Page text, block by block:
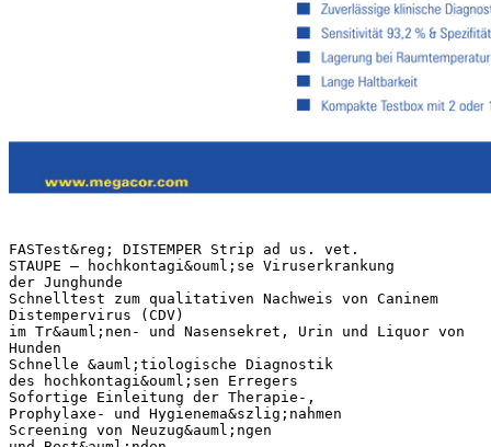
FASTest&reg; DISTEMPER Strip ad us. vet.
STAUPE – hochkontagi&ouml;se Viruserkrankung
der Junghunde
Schnelltest zum qualitativen Nachweis von Caninem
Distempervirus (CDV)
im Tr&auml;nen- und Nasensekret, Urin und Liquor von
Hunden
Schnelle &auml;tiologische Diagnostik
des hochkontagi&ouml;sen Erregers
Sofortige Einleitung der Therapie-,
Prophylaxe- und Hygienema&szlig;nahmen
Screening von Neuzug&auml;ngen